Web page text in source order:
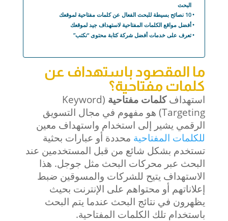
البحث
10 نصائح بسيطة للبحث الفعال عن كلمات مفتاحية لموقعك
أفضل مواقع الكلمات المفتاحية لاستهداف جيد لموقعك
تعرف على خدمات أفضل شركة كتابة محتوى “نكتب”
ما المقصود باستهداف عن
كلمات مفتاحية؟
استهدافكلمات مفتاحية (Keyword
Targeting) هو مفهوم في مجال التسويق
الرقمي يشير إلى استخدام واستهداف معين
للكلمات المفتاحية محددة أو عبارات بحثية
تستخدم بشكل شائع من قبل المستخدمين عند
البحث عبر محركات البحث مثل جوجل. هذا
الاستهداف يتيح للشركات والمسوقين ضبط
إعلاناتهم أو محتواهم على الإنترنت بحيث
يظهرون في نتائج البحث عندما يتم البحث
باستخدام تلك الكلمات المفتاحية.